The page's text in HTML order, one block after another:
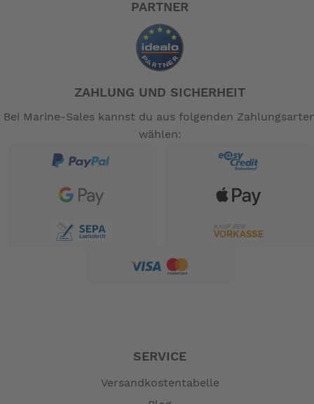
Die Betätigung der Klappen kann jederzeit auch
angezeigt.
Steuergerät lieferbar.
2 Motoren 12V, 2 Klappen 40x23 cm, 1 Steuergerät
PARTNER
ZAHLUNG UND SICHERHEIT
Bei Marine-Sales kannst du aus folgenden
wählen:
SERVICE
Versandkostentabelle